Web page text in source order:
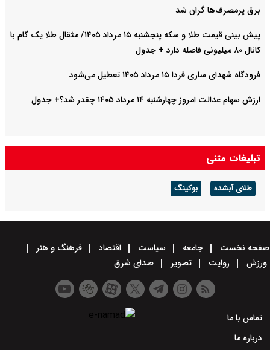
برق پرمصرف‌ها گران شد
پیش‌ بینی قیمت طلا و سکه پنجشنبه ۱۵ مرداد ۱۴۰۵/ مثقال طلا یک گام با
کانال ۸۰ میلیونی فاصله دارد + جدول
فرودگاه شهدای ساری فردا ۱۵ مرداد ۱۴۰۵ تعطیل می‌شود
ارزش سهام عدالت امروز چهارشنبه ۱۴ مرداد ۱۴۰۵ چقدر شد؟+ جدول
تبلیغات متنی
طلای آبشده بوکینگ
صفحه نخست جامعه سیاست اقتصاد
فرهنگ و هنر
ورزش
روایت تصویر صدای شرق
تماس با ما
درباره ما